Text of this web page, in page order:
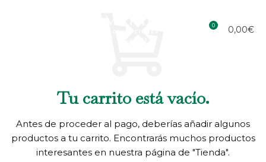
0 0,00€
Tu carrito está vacío.
Antes de proceder al pago, deberías añadir algunos
productos a tu carrito. Encontrarás muchos productos
interesantes en nuestra página de "Tienda".